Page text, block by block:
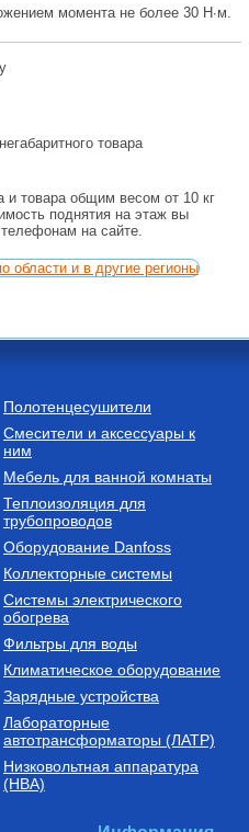
момента не более 30 H∙м.
товара
и товара общим весом от 10 кг
поднятия на этаж вы
на сайте.
области и в другие регионы
Полотенцесушители
Смесители и аксессуары к
ним
Мебель для ванной комнаты
Теплоизоляция для
трубопроводов
Оборудование Danfoss
Коллекторные системы
Системы электрического
обогрева
Фильтры для воды
Климатическое оборудование
Зарядные устройства
Лабораторные
автотрансформаторы (ЛАТР)
Низковольтная аппаратура
(НВА)